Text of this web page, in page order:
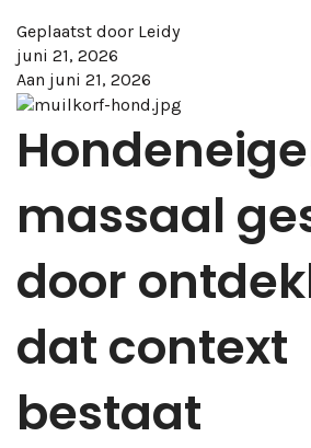
Geplaatst door Leidy
juni 21, 2026
Aan juni 21, 2026
massaal
door
dat context
bestaat